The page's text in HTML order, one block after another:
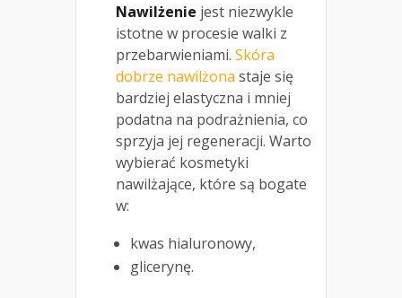
Nawilżenie jest niezwykle
istotne w procesie walki z
przebarwieniami. Skóra
dobrze nawilżona staje się
bardziej elastyczna i mniej
podatna na podrażnienia, co
sprzyja jej regeneracji. Warto
wybierać kosmetyki
nawilżające, które są bogate
w:
kwas hialuronowy,
glicerynę.